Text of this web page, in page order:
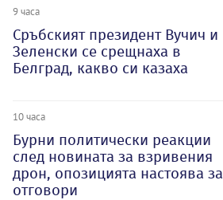
9 часа
Сръбският президент Вучич и
Зеленски се срещнаха в
Белград, какво си казаха
10 часа
Бурни политически реакции
след новината за взривения
дрон, опозицията настоява за
отговори